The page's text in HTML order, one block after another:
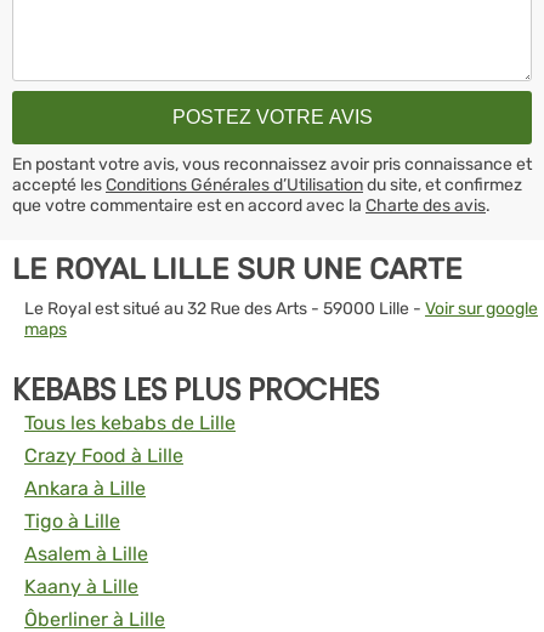
En postant votre avis, vous reconnaissez avoir pris connaissance et
accepté lesConditions Générales d’Utilisationdu site, et confirmez
que votre commentaire est en accord avec la Charte des avis.
LE ROYAL LILLE SUR UNE CARTE
Le Royal est situé au 32 Rue des Arts - 59000 Lille - Voir sur google
maps
KEBABS LES PLUS PROCHES
Tous les kebabs de Lille
Crazy Food à Lille
Ankara à Lille
Tigo à Lille
Asalem à Lille
Kaany à Lille
Ôberliner à Lille